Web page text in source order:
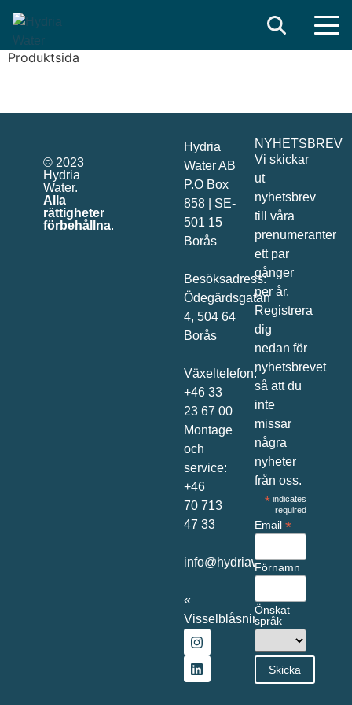
Search
Produktsida
© 2023
Hydria
Water.
Alla
rättigheter
förbehållna.
Hydria
Water AB
P.O Box
858 | SE-
501 15
Borås
Besöksadress:
Ödegärdsgatan
4, 504 64
Borås
Växeltelefon:
+46 33
23 67 00
Montage
och
service:
+46
70 713
47 33
info@hydriawater.com
«
Visselblåsning»
NYHETSBREV
Vi skickar
ut
nyhetsbrev
till våra
prenumeranter
ett par
gånger
per år.
Registrera
dig
nedan för
nyhetsbrevet
så att du
inte
missar
några
nyheter
från oss.
* indicates
required
Email *
Förnamn
Önskat
språk